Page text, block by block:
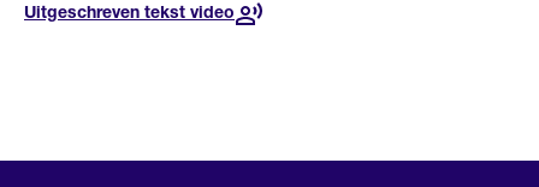
Uitgeschreven tekst video